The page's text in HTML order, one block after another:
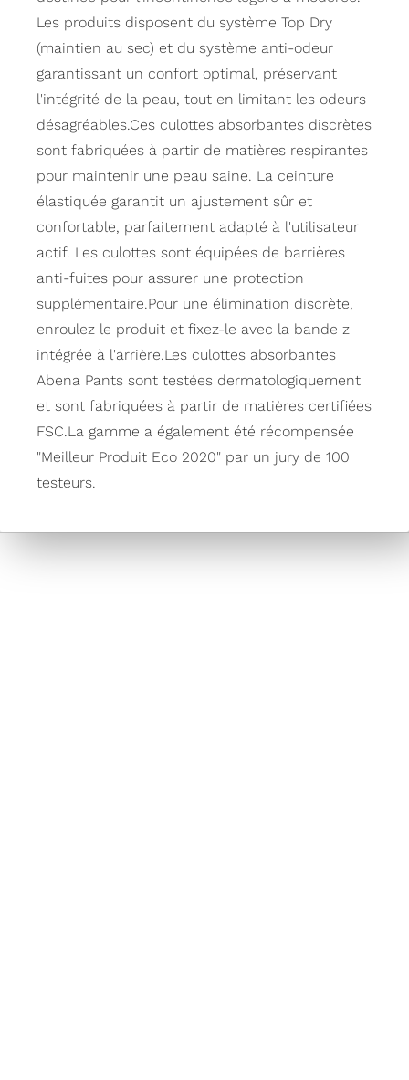
Les produits disposent du système Top Dry
(maintien au sec) et du système anti-odeur
garantissant un confort optimal, préservant
l'intégrité de la peau, tout en limitant les odeurs
désagréables.Ces culottes absorbantes discrètes
sont fabriquées à partir de matières respirantes
pour maintenir une peau saine. La ceinture
élastiquée garantit un ajustement sûr et
confortable, parfaitement adapté à l'utilisateur
actif. Les culottes sont équipées de barrières
anti-fuites pour assurer une protection
supplémentaire.Pour une élimination discrète,
enroulez le produit et fixez-le avec la bande z
intégrée à l'arrière.Les culottes absorbantes
Abena Pants sont testées dermatologiquement
et sont fabriquées à partir de matières certifiées
FSC.La gamme a également été récompensée
"Meilleur Produit Eco 2020" par un jury de 100
testeurs.